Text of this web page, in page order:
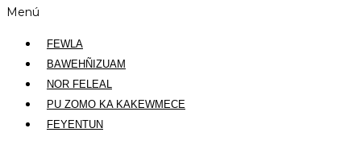
Menú
FEWLA
BAWEHÑIZUAM
NOR FELEAL
PU ZOMO KA KAKEWMECE
FEYENTUN